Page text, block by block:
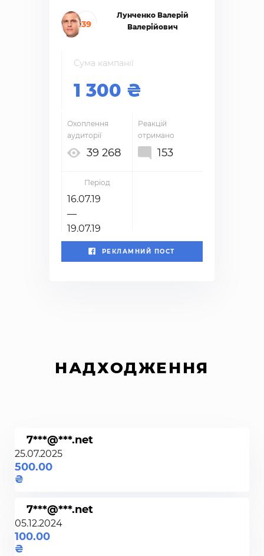
39
Лунченко Валерій
Валерійович
Сума кампанії
1 300
Охоплення
аудиторії
39 268
Реакцій
отримано
153
Період
16.07.19
—
19.07.19
РЕКЛАМНИЙ ПОСТ
НАДХОДЖЕННЯ
7***@***.net
25.07.2025
500.00
7***@***.net
05.12.2024
100.00